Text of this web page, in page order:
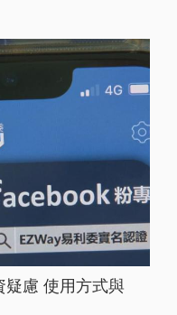
疑慮 使用方式與